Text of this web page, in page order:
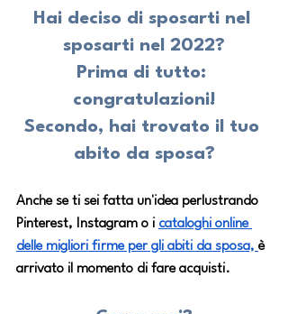
Hai deciso di sposarti nel
sposarti nel 2022?
Prima di tutto:
congratulazioni!
Secondo, hai trovato il tuo
abito da sposa?
Anche se ti sei fatta un'idea perlustrando
Pinterest, Instagram o i cataloghi online
delle migliori firme per gli abiti da sposa, è
arrivato il momento di fare acquisti.